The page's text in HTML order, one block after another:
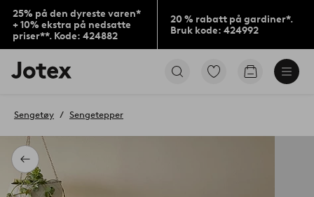
25% på den dyreste varen*
+ 10% ekstra på nedsatte
priser**. Kode: 424882
20 % rabatt på gardiner*.
Bruk kode: 424992
Jotex’
logo
til
Gå
Gå
Tilbake
Sengetøy Sengetepper